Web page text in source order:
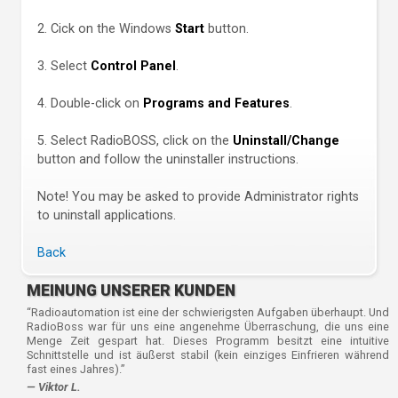
2. Cick on the Windows Start button.
3. Select Control Panel .
4. Double-click on Programs and Features.
5. Select RadioBOSS, click on the Uninstall/Change
button and follow the uninstaller instructions.
Note! You may be asked to provide Administrator rights
to uninstall applications.
Back
MEINUNG UNSERER KUNDEN
“Radioautomation ist eine der schwierigsten Aufgaben überhaupt. Und
RadioBoss war für uns eine angenehme Überraschung, die uns eine
Menge Zeit gespart hat. Dieses Programm besitzt eine intuitive
Schnittstelle und ist äußerst stabil (kein einziges Einfrieren während
fast eines Jahres).”
— Viktor L.